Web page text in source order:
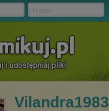
Vilandra1983